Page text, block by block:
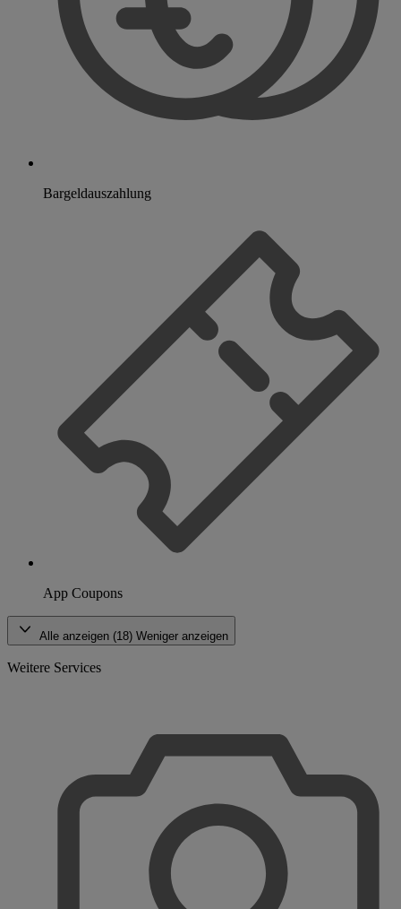
Bargeldauszahlung
App Coupons
Alle anzeigen (18) Weniger anzeigen
Weitere Services